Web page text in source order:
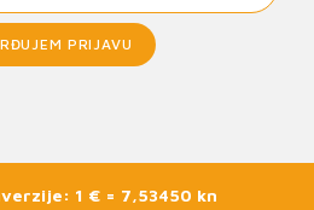
PRIJAVU
1 € = 7,53450 kn